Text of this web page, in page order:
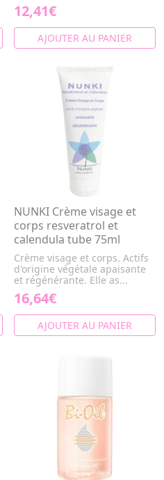
12,41€
AJOUTER AU PANIER
NUNKI Crème visage et
corps resveratrol et
calendula tube 75ml
Crème visage et corps. Actifs
d'origine végétale apaisante
et régénérante. Elle as...
16,64€
AJOUTER AU PANIER